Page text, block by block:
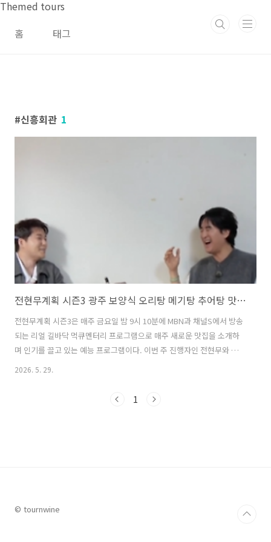
본문 바로가기
Themed tours
홈
태그
신흥회관 1
전현무계획 시즌3 광주 보양식 오리탕 메기탕 추어탕 맛집 feat. 신현준
전현무계획 시즌3은 매주 금요일 밤 9시 10분에 MBN과 채널S에서 방송
되는 리얼 길바닥 먹큐멘터리 프로그램으로 매주 새로운 맛집을 소개하
며 인기를 끌고 있는 예능 프로그램이다. 이번 주 진행자인 전현무와 곽
튜브가 향한 도시는 광주광역시. 이번 전현무계획3 광주 편에서는 '게미
맛'은 전라도 사투리로 감칠맛, 고소하고 깊은 맛, 자꾸 손이 가는 맛 등
2026. 5. 29.
1
© tournwine